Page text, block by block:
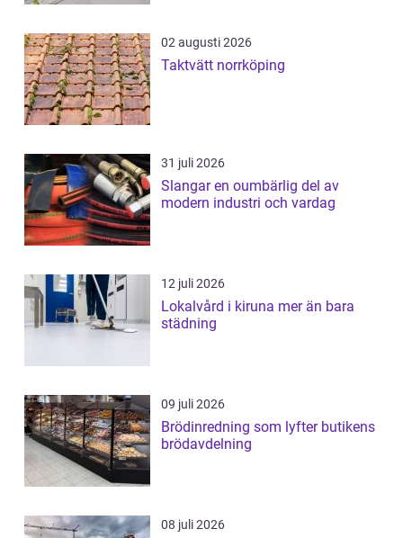
02 augusti 2026
Taktvätt norrköping
31 juli 2026
Slangar en oumbärlig del av
modern industri och vardag
12 juli 2026
Lokalvård i kiruna mer än bara
städning
09 juli 2026
Brödinredning som lyfter butikens
brödavdelning
08 juli 2026